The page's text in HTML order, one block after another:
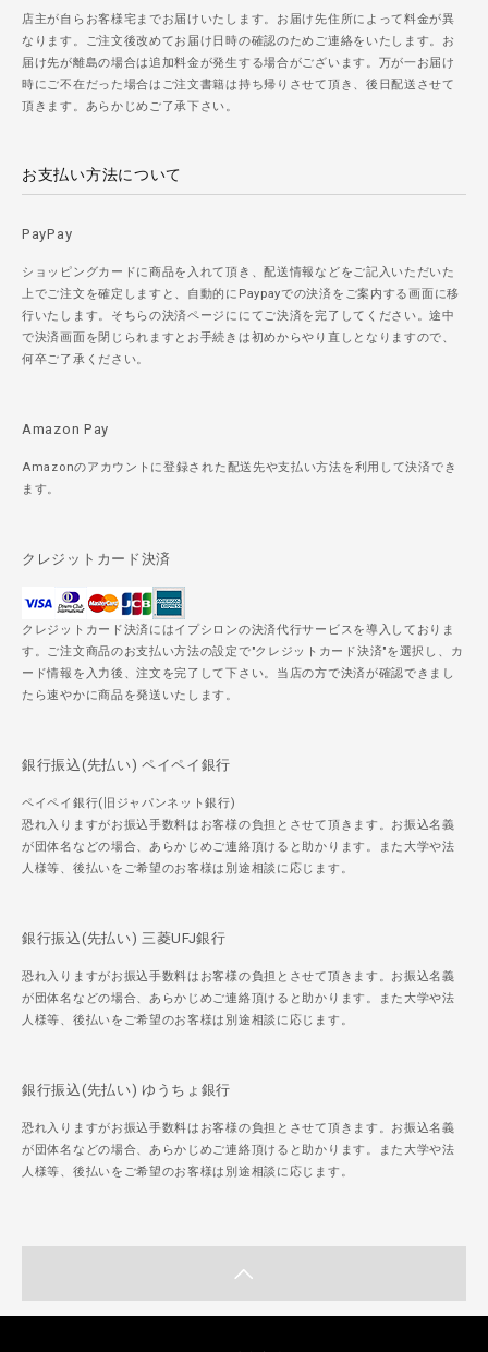
店主が自らお客様宅までお届けいたします。お届け先住所によって料金が異
なります。ご注文後改めてお届け日時の確認のためご連絡をいたします。お
届け先が離島の場合は追加料金が発生する場合がございます。万が一お届け
時にご不在だった場合はご注文書籍は持ち帰りさせて頂き、後日配送させて
頂きます。あらかじめご了承下さい。
お支払い方法について
PayPay
ショッピングカードに商品を入れて頂き、配送情報などをご記入いただいた
上でご注文を確定しますと、自動的にPaypayでの決済をご案内する画面に移
行いたします。そちらの決済ページににてご決済を完了してください。途中
で決済画面を閉じられますとお手続きは初めからやり直しとなりますので、
何卒ご了承ください。
Amazon Pay
Amazonのアカウントに登録された配送先や支払い方法を利用して決済でき
ます。
クレジットカード決済
クレジットカード決済にはイプシロンの決済代行サービスを導入しておりま
す。ご注文商品のお支払い方法の設定で"クレジットカード決済"を選択し、カ
ード情報を入力後、注文を完了して下さい。当店の方で決済が確認できまし
たら速やかに商品を発送いたします。
銀行振込(先払い) ペイペイ銀行
ペイペイ銀行(旧ジャパンネット銀行)
恐れ入りますがお振込手数料はお客様の負担とさせて頂きます。お振込名義
が団体名などの場合、あらかじめご連絡頂けると助かります。また大学や法
人様等、後払いをご希望のお客様は別途相談に応じます。
銀行振込(先払い) 三菱UFJ銀行
恐れ入りますがお振込手数料はお客様の負担とさせて頂きます。お振込名義
が団体名などの場合、あらかじめご連絡頂けると助かります。また大学や法
人様等、後払いをご希望のお客様は別途相談に応じます。
銀行振込(先払い) ゆうちょ銀行
恐れ入りますがお振込手数料はお客様の負担とさせて頂きます。お振込名義
が団体名などの場合、あらかじめご連絡頂けると助かります。また大学や法
人様等、後払いをご希望のお客様は別途相談に応じます。